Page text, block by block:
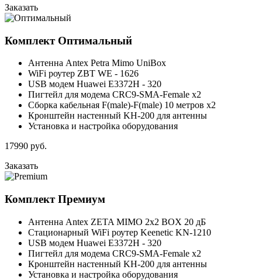
Заказать
Комплект Оптимальный
Антенна Antex Petra Mimo UniBox
WiFi роутер ZBT WE - 1626
USB модем Huawei E3372H - 320
Пигтейл для модема CRC9-SMA-Female x2
Сборка кабельная F(male)-F(male) 10 метров x2
Кронштейн настенный KH-200 для антенны
Установка и настройка оборудования
17990 руб.
Заказать
КомплектПремиум
Антенна Antex ZETA MIMO 2x2 BOX 20 дБ
Стационарный WiFi роутер Keenetic KN-1210
USB модем Huawei E3372H - 320
Пигтейл для модема CRC9-SMA-Female x2
Кронштейн настенный KH-200 для антенны
Установка и настройка оборудования